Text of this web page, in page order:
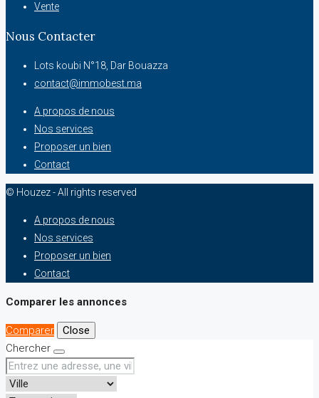
Vente
Nous Contacter
Lots koubi N°18, Dar Bouazza
contact@immobest.ma
A propos de nous
Nos services
Proposer un bien
Contact
© Houzez - All rights reserved
A propos de nous
Nos services
Proposer un bien
Contact
Comparer les annonces
Comparer
Close
Chercher